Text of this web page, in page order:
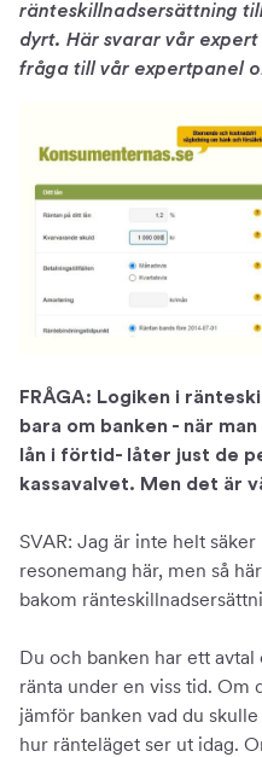
ränteskillnadsersättning
dyrt. Här svarar vår
fråga till vår expertpanel
FRÅGA: Logiken i
bara om banken - när
lån i förtid- låter just de
kassavalvet. Men det är
SVAR: Jag är inte helt
resonemang här, men så
bakom
Du och banken har ett avtal
ränta under en viss tid. Om
jämför banken vad du
hur ränteläget ser ut idag.